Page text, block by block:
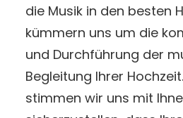
die Musik in den besten
kümmern uns um die
und Durchführung der
Begleitung Ihrer
stimmen wir uns mit